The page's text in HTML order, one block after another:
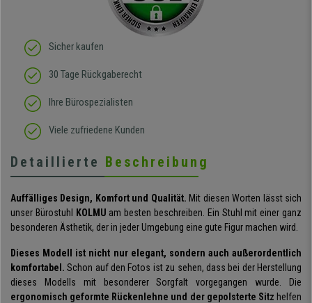
Sicher kaufen
30 Tage Rückgaberecht
Ihre Bürospezialisten
Viele zufriedene Kunden
Detaillierte Beschreibung
Auffälliges Design, Komfort und Qualität. Mit diesen Worten lässt sich
unser Bürostuhl
KOLMU am besten beschreiben. Ein Stuhl mit einer ganz
besonderen Ästhetik, der in jeder Umgebung eine gute Figur machen wird.
Dieses Modell ist nicht nur elegant, sondern auch außerordentlich
komfortabel. Schon auf den Fotos ist zu sehen, dass bei der Herstellung
dieses Modells mit besonderer Sorgfalt vorgegangen wurde. Die
ergonomisch geformte Rückenlehne und der gepolsterte Sitz helfen